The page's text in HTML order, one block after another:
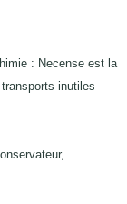
: Necense est la
inutiles